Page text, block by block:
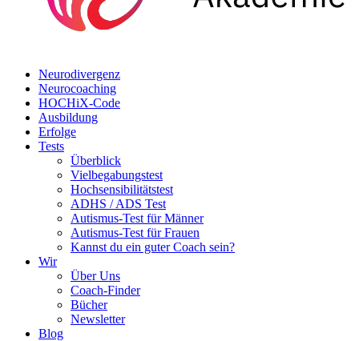
Neurodivergenz
Neurocoaching
HOCHiX-Code
Ausbildung
Erfolge
Tests
Überblick
Vielbegabungstest
Hochsensibilitätstest
ADHS / ADS Test
Autismus-Test für Männer
Autismus-Test für Frauen
Kannst du ein guter Coach sein?
Wir
Über Uns
Coach-Finder
Bücher
Newsletter
Blog